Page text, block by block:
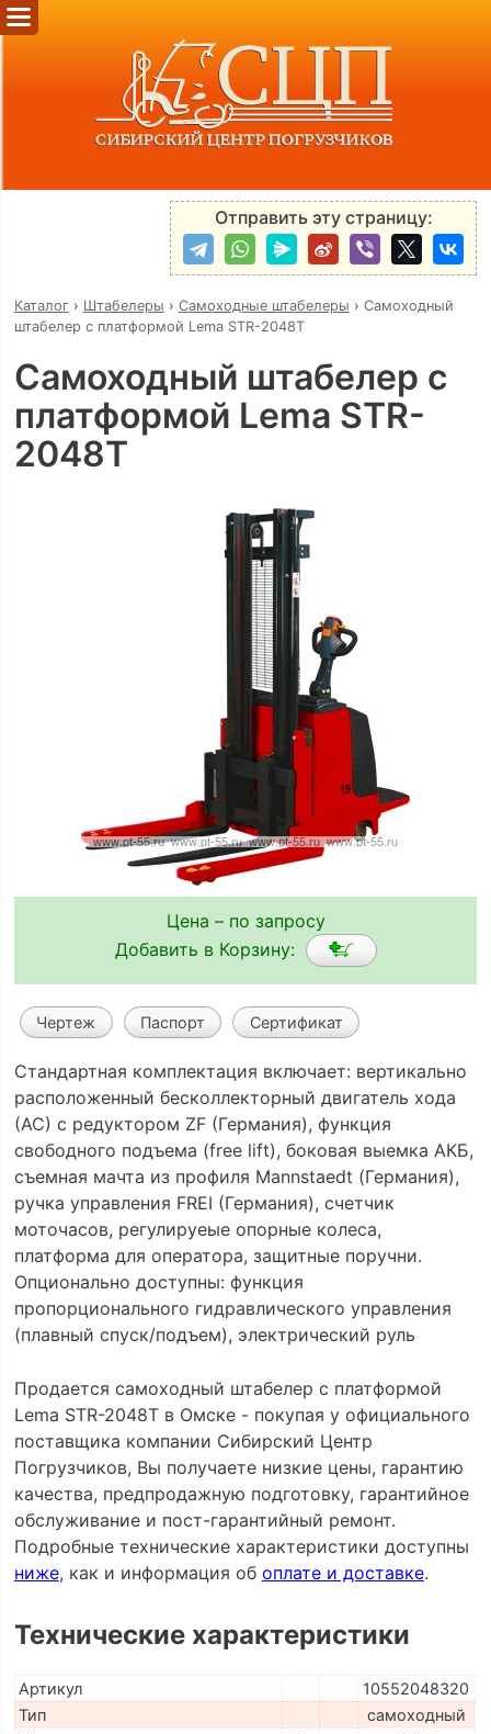
Отправить эту страницу:
Каталог› Штабелеры › Самоходные штабелеры › Самоходный
штабелер с платформой Lema STR-2048T
Самоходный штабелер с
платформой Lema STR-
2048T
Цена – по запросу
Добавить в Корзину:
Чертеж Паспорт Сертификат
Стандартная комплектация включает: вертикально
расположенный бесколлекторный двигатель хода
(АС) с редуктором ZF (Германия), функция
свободного подъема (free lift), боковая выемка АКБ,
съемная мачта из профиля Mannstaedt (Германия),
ручка управления FREI (Германия), счетчик
моточасов, регулируеые опорные колеса,
платформа для оператора, защитные поручни.
Опционально доступны: функция
пропорционального гидравлического управления
(плавный спуск/подъем), электрический руль
Продается самоходный штабелер с платформой
Lema STR-2048T в Омске - покупая у официального
поставщика компании Сибирский Центр
Погрузчиков, Вы получаете низкие цены, гарантию
качества, предпродажную подготовку, гарантийное
обслуживание и пост-гарантийный ремонт.
Подробные технические характеристики доступны
ниже, как и информация об оплате и доставке.
Технические характеристики
Артикул
10552048320
Тип
самоходный